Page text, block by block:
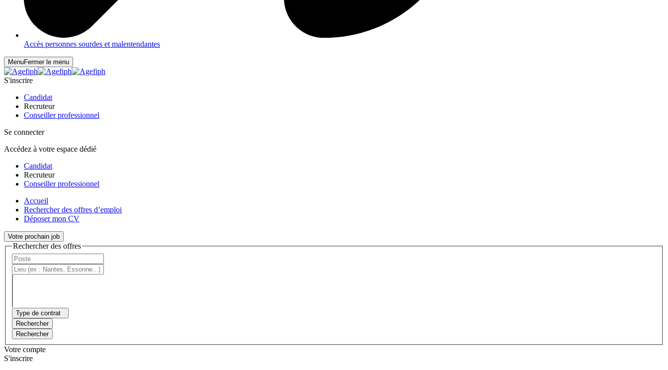
Accès personnes sourdes et malentendantes
MenuFermer le menu
S'inscrire
Candidat
Recruteur
Conseiller professionnel
Se connecter
Accédez à votre espace dédié
Candidat
Recruteur
Conseiller professionnel
Accueil
Rechercher des offres d’emploi
Déposer mon CV
Votre prochain job
Rechercher des offres
Type de contrat
Rechercher
Rechercher
Votre compte
S'inscrire